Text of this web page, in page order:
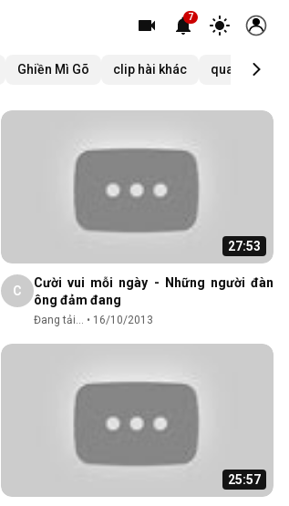
7
Ghiền Mì Gõ clip hài khác quang linh
27:53
C
Cười vui mỗi ngày - Những người đàn
ông đảm đang
Đang tải... • 16/10/2013
25:57